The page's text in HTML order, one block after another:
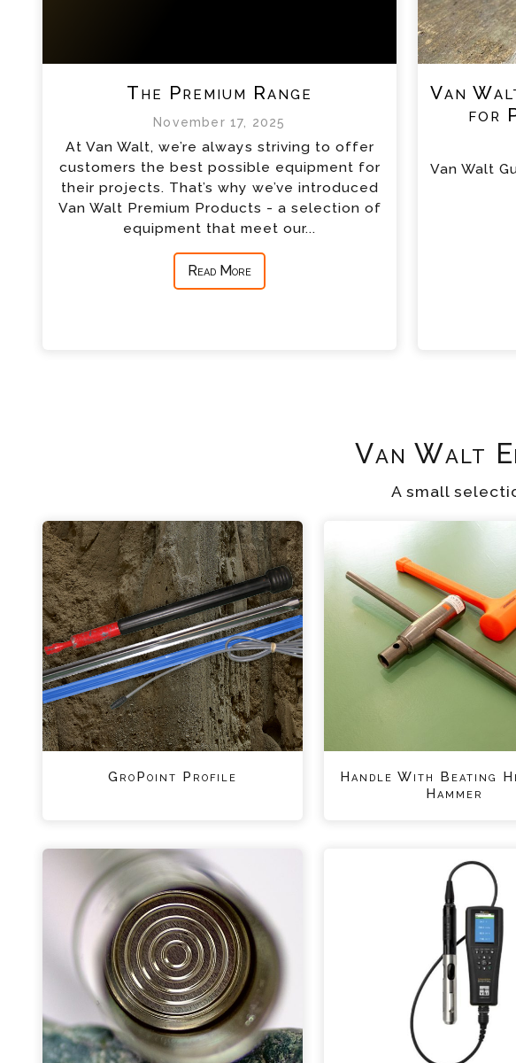
The Premium Range
November 17, 2025
At Van Walt, we’re always striving to offer
customers the best possible equipment for
their projects. That’s why we’ve introduced
Van Walt Premium Products - a selection of
equipment that meet our...
Read More
Van
for
Van Walt
Van Walt
A small
GroPoint Profile
Handle With Beating
Hammer